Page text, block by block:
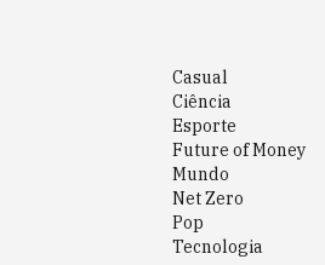
Casual
Ciência
Esporte
Future of Money
Mundo
Net Zero
Pop
Tecnologia